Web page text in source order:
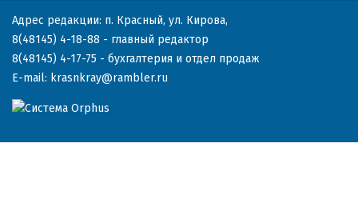
Адрес редакции: п. Красный, ул. Кирова,
8(48145) 4-18-88 - главный редактор
8(48145) 4-17-75 - бухгалтерия и отдел продаж
E-mail: krasnkray@rambler.ru